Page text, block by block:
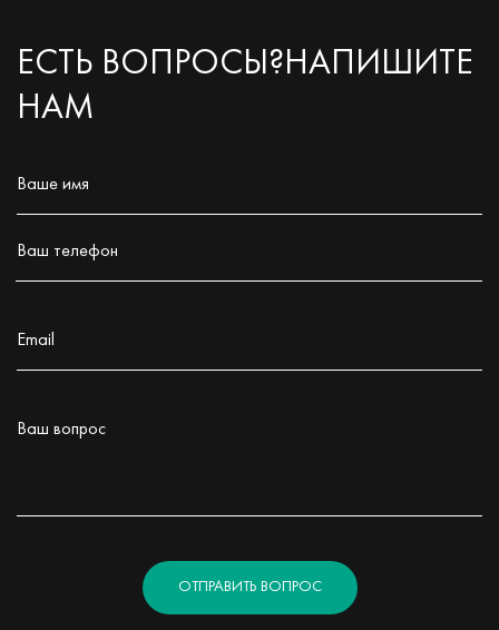
ЕСТЬ ВОПРОСЫ? НАПИШИТЕ
НАМ
Ваше имя
Ваш телефон
Email
Ваш вопрос
ОТПРАВИТЬ ВОПРОС